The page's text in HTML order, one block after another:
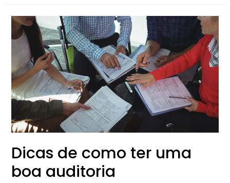
Dicas de como ter uma
boa auditoria
Dicas
como
uma
boa
auditoria